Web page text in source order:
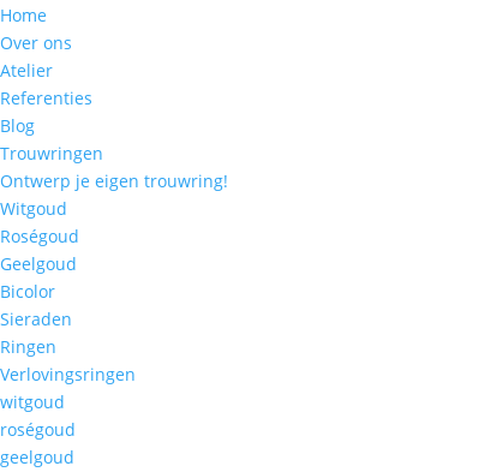
Home
Over ons
Atelier
Referenties
Blog
Trouwringen
Ontwerp je eigen trouwring!
Witgoud
Roségoud
Geelgoud
Bicolor
Sieraden
Ringen
Verlovingsringen
witgoud
roségoud
geelgoud